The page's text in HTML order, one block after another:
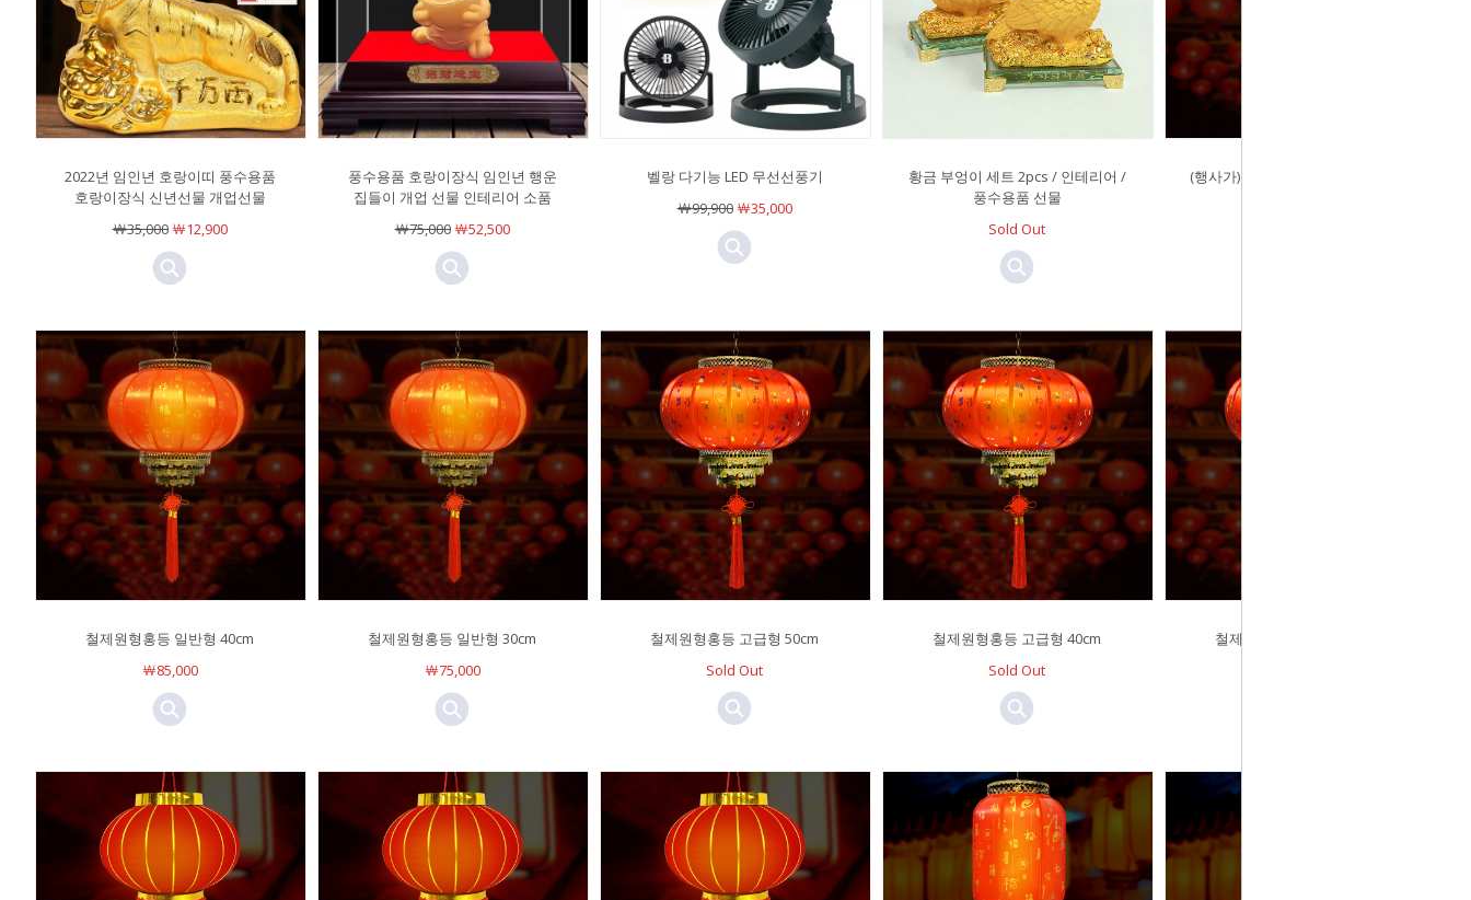
2022년 임인년 호랑이띠 풍수용품
호랑이장식 신년선물 개업선물
￦35,000￦12,900
풍수용품 호랑이장식 임인년 행운
집들이 개업 선물 인테리어 소품
￦75,000￦52,500
벨랑 다기능 LED 무선선풍기
￦99,900￦35,000
황금 부엉이 세트 2pcs / 인테리어 /
풍수용품 선물
Sold Out
(행사가)철제원형홍등 일반형 50cm
철제원형홍등 일반형 40cm
￦85,000
철제원형홍등 일반형 30cm
￦75,000
철제원형홍등 고급형 50cm
Sold Out
철제원형홍등 고급형 40cm
Sold Out
철제원형홍등 고급형 30cm